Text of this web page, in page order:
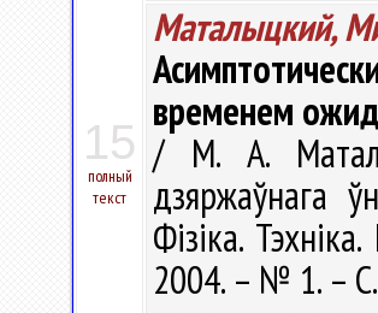
15
полный
текст
Маталыцкий,
временем
/ М. А.
дзяржаўнага
Фізіка.
2004. – № 1. –